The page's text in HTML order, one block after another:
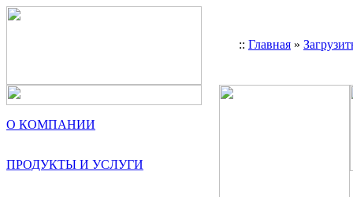
:: Главная »
О КОМПАНИИ
ПРОДУКТЫ И УСЛУГИ